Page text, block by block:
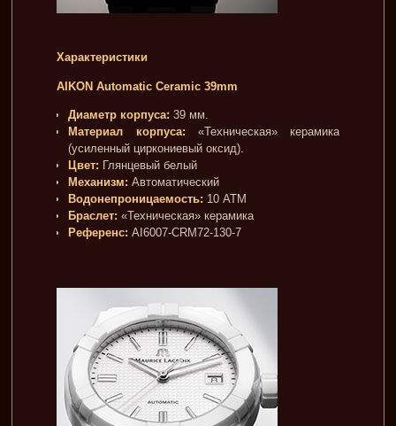
Характеристики
AIKON Automatic Ceramic 39mm
Диаметр корпуса: 39 мм.
Материал корпуса: «Техническая» керамика
(усиленный циркониевый оксид).
Цвет: Глянцевый белый
Механизм: Автоматический
Водонепроницаемость: 10 ATM
Браслет: «Техническая» керамика
Референс: AI6007-CRM72-130-7